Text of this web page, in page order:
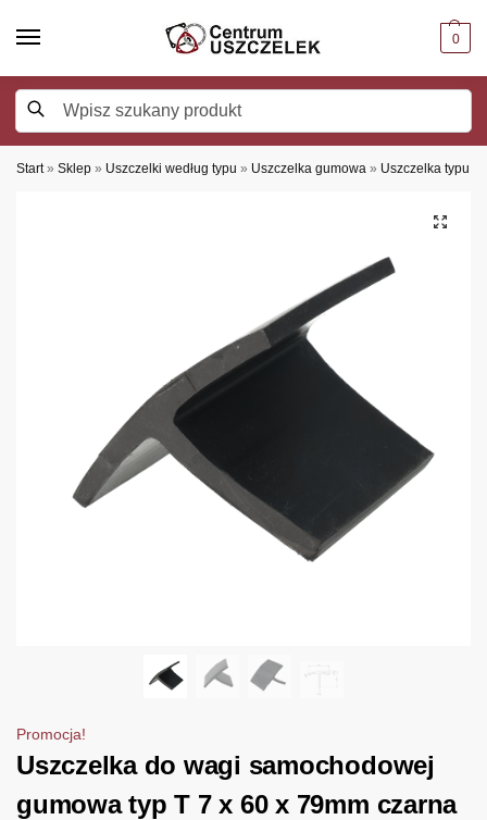
0
Start » Sklep » Uszczelki według typu » Uszczelka gumowa » Uszczelka typu T
Promocja!
Uszczelka do wagi samochodowej
gumowa typ T 7 x 60 x 79mm czarna